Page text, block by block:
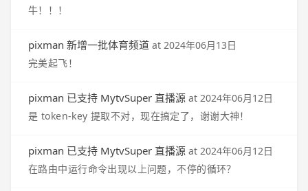
牛！！！
pixman 新增一批体育频道 at 2024年06月13日
完美起飞！
pixman 已支持 MytvSuper 直播源 at 2024年06月12日
是 token-key 提取不对，现在搞定了，谢谢大神！
pixman 已支持 MytvSuper 直播源 at 2024年06月12日
在路由中运行命令出现以上问题，不停的循环？